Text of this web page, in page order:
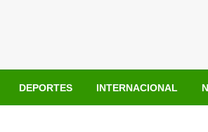
DEPORTES INTERNACIONAL